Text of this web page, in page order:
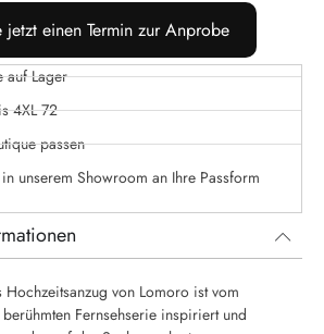
jetzt einen Termin zur Anprobe
auf Lager
4XL 72
passen
unserem Showroom an Ihre Passform
Hochzeitsanzug von Lomoro ist vom
Fernsehserie inspiriert und